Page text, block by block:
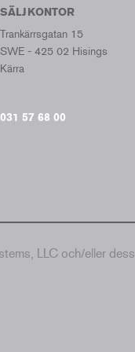
SÄLJKONTOR
Trankärrsgatan 15
SWE - 425 02 Hisings
Kärra
031 57 68 00
LLC och/eller dess